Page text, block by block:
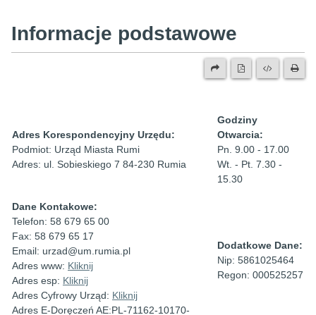
Informacje podstawowe
Adres Korespondencyjny Urzędu:
Podmiot: Urząd Miasta Rumi
Adres: ul. Sobieskiego 7 84-230 Rumia
Godziny
Otwarcia:
Pn. 9.00 - 17.00
Wt. - Pt. 7.30 -
15.30
Dane Kontakowe:
Telefon: 58 679 65 00
Fax: 58 679 65 17
Email: urzad@um.rumia.pl
Adres www: Kliknij
Adres esp: Kliknij
Adres Cyfrowy Urząd: Kliknij
Adres E-Doręczeń AE:PL-71162-10170-
Dodatkowe Dane:
Nip: 5861025464
Regon: 000525257